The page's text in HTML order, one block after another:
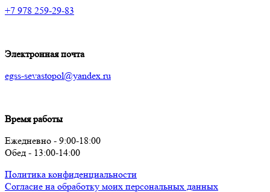
+7 978 259-29-83
Электронная почта
egss-sevastopol@yandex.ru
Время работы
Ежедневно - 9:00-18:00
Обед - 13:00-14:00
Политика конфиденциальности
Согласие на обработку моих персональных данных